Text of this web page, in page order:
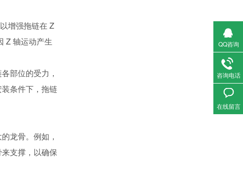
增强拖链在 Z
Z 轴运动产生
部位的受力，
条件下，拖链
龙骨。例如，
支撑，以确保
QQ咨询
咨询电话
在线留言